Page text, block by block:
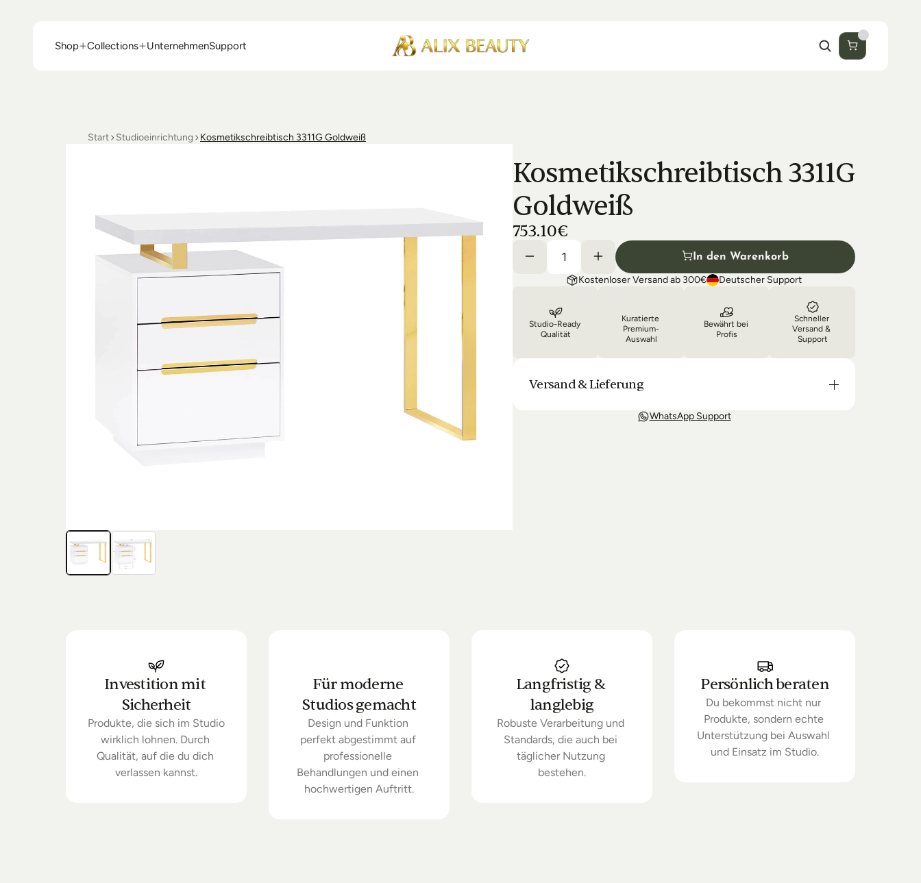
Shop
Collections
UnternehmenSupport
Start Studioeinrichtung Kosmetikschreibtisch 3311G Goldweiß
Kosmetikschreibtisch 3311G
Goldweiß
753.10€
In den Warenkorb
Kostenloser Versand ab 300€ Deutscher Support
Studio-Ready
Qualität
Kuratierte
Premium-
Auswahl
Bewährt bei
Profis
Schneller
Versand &
Support
Versand & Lieferung
Unsere Lieferung ist in der Regel in 3-8 Tagen bei Dir. Nach
Bestellung halten wir Sie über den Status Ihrer Bestellung auf dem
WhatsApp Support
Investition mit
Sicherheit
Produkte, die sich im Studio
wirklich lohnen. Durch
Qualität, auf die du dich
verlassen kannst.
Für moderne
Studios gemacht
Design und Funktion
perfekt abgestimmt auf
professionelle
Behandlungen und einen
hochwertigen Auftritt.
Langfristig &
langlebig
Robuste Verarbeitung und
Standards, die auch bei
täglicher Nutzung
bestehen.
Persönlich beraten
Du bekommst nicht nur
Produkte, sondern echte
Unterstützung bei Auswahl
und Einsatz im Studio.